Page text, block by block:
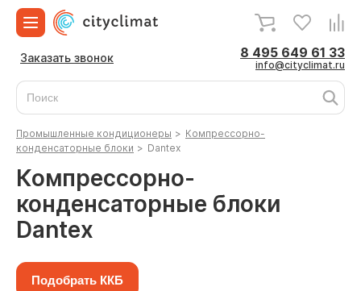
Заказать звонок 8 495 649 61 33
info@cityclimat.ru
Промышленные кондиционеры > Компрессорно-
конденсаторные блоки > Dantex
Компрессорно-
конденсаторные блоки
Dantex
Подобрать ККБ